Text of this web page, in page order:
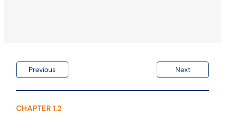
Previous Next
CHAPTER 1.2